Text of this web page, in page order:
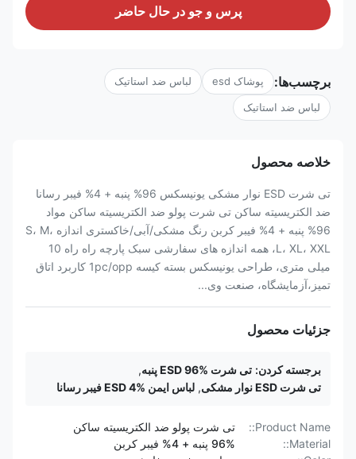
پرس و جو در حال حاضر
برچسب‌ها: پوشاک esd لباس ضد استاتیک
لباس ضد استاتیک
خلاصه محصول
تی شرت ESD نوار مشکی یونیسکس 96% پنبه + 4% فیبر رسانا
ضد الکتریسیته ساکن تی شرت پولو ضد الکتریسیته ساکن مواد
96% پنبه + 4% فیبر کربن رنگ مشکی/آبی/خاکستری اندازه S، M،
L، XL، XXL، همه اندازه های سفارشی سبک پارچه راه راه 10
میلی متری، طراحی یونیسکس بسته کیسه 1pc/opp کاربرد اتاق
تمیز،آزمایشگاه، صنعت وی...
جزئیات محصول
برجسته کردن: تی شرت ESD 96% پنبه
,
تی شرت ESD نوار مشکی
, لباس ایمن ESD 4% فیبر رسانا
Product Name::
تی شرت پولو ضد الکتریسیته ساکن
Material::
96% پنبه + 4% فیبر کربن